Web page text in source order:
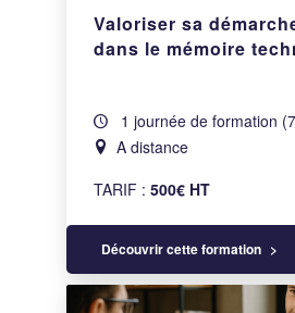
Valoriser sa
dans le mémoire
1 journée de formation
A distance
TARIF :500€ HT
Découvrir cette formation